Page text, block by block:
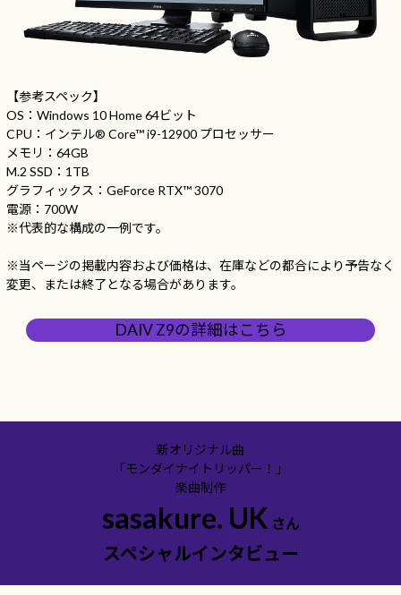
【参考スペック】
OS：Windows 10 Home 64ビット
CPU：インテル® Core™ i9-12900 プロセッサー
メモリ：64GB
M.2 SSD：1TB
グラフィックス：GeForce RTX™ 3070
電源：700W
※代表的な構成の一例です。
※当ページの掲載内容および価格は、在庫などの都合により予告なく
変更、または終了となる場合があります。
DAIV Z9の詳細はこちら
新オリジナル曲
「モンダイナイトリッパー！」
楽曲制作
sasakure. UK さん
スペシャルインタビュー